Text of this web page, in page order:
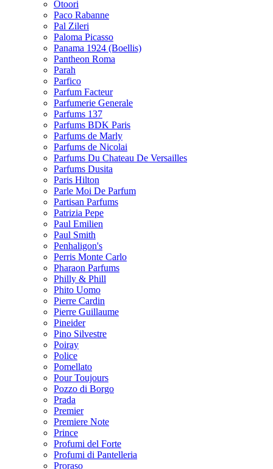
Otoori
Paco Rabanne
Pal Zileri
Paloma Picasso
Panama 1924 (Boellis)
Pantheon Roma
Parah
Parfico
Parfum Facteur
Parfumerie Generale
Parfums 137
Parfums BDK Paris
Parfums de Marly
Parfums de Nicolai
Parfums Du Chateau De Versailles
Parfums Dusita
Paris Hilton
Parle Moi De Parfum
Partisan Parfums
Patrizia Pepe
Paul Emilien
Paul Smith
Penhaligon's
Perris Monte Carlo
Pharaon Parfums
Philly & Phill
Phito Uomo
Pierre Cardin
Pierre Guillaume
Pineider
Pino Silvestre
Poiray
Police
Pomellato
Pour Toujours
Pozzo di Borgo
Prada
Premier
Premiere Note
Prince
Profumi del Forte
Profumi di Pantelleria
Proraso